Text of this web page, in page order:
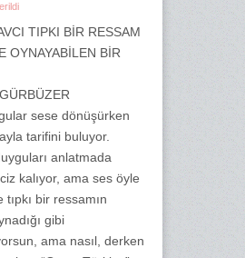
TIPKI BİR RESSAM
OYNAYABİLEN BİR
sese dönüşürken
tarifini buluyor.
anlatmada
kalıyor, ama ses öyle
bir ressamın
gibi
ama nasıl, derken